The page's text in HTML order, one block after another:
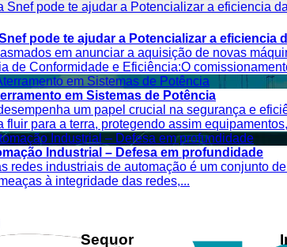
pode te ajudar a Potencializar a eficiencia
em anunciar a aquisição de novas
de Conformidade e Eficiência:O
em Sistemas de Potência
um papel crucial na segurança e
fluir para a terra, protegendo assim
Industrial – Defesa em profundidade
redes industriais de automação é um conjunto
à integridade das redes,...
Sequor